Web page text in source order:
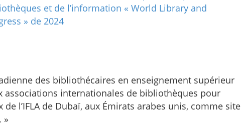
des bibliothécaires en enseignement supérieur
associations internationales de bibliothèques pour
l’IFLA de Dubaï, aux Émirats arabes unis, comme site
»